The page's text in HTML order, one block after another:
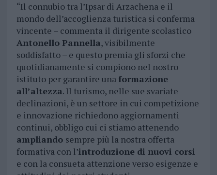
“Il connubio tra l’Ipsar di Arzachena e il
mondo dell’accoglienza turistica si conferma
vincente – commenta il dirigente scolastico
Antonello Pannella, visibilmente
soddisfatto – e questo premia gli sforzi che
quotidianamente si compiono nel nostro
istituto per garantire una formazione
all’altezza. Il turismo, nelle sue svariate
declinazioni, è un settore in cui competizione
e innovazione richiedono aggiornamenti
continui, obbligo cui ci stiamo attenendo
ampliando sempre più la nostra offerta
formativa con l’introduzione di nuovi corsi
e con la consueta attenzione verso esigenze e